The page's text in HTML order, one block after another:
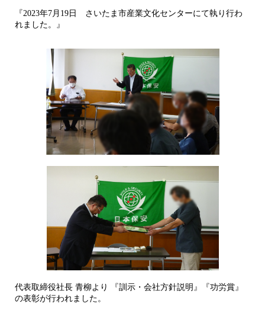
『2023年7月19日 さいたま市産業文化センターにて執り行わ
れました。』
代表取締役社長 青柳より 『訓示・会社方針説明』『功労賞』
の表彰が行われました。